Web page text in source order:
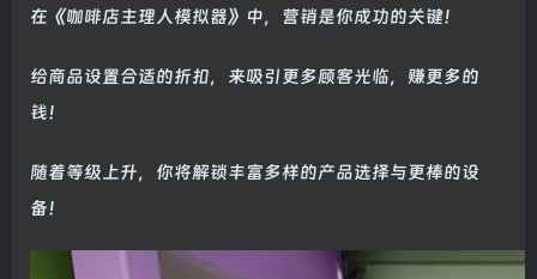
在《咖啡店主理人模拟器》中，营销是你成功的关键！
给商品设置合适的折扣，来吸引更多顾客光临，赚更多的
钱！
随着等级上升，你将解锁丰富多样的产品选择与更棒的设
备！